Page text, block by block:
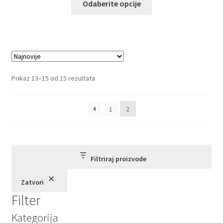
Odaberite opcije
Prikaz 13–15 od 15 rezultataSortirano
najnovijem
1
2
Filtriraj proizvode
Zatvori
Filter
Kategorija